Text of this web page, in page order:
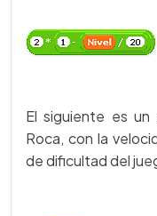
El siguiente es
Roca, con la
de dificultad del